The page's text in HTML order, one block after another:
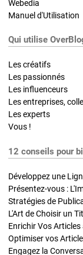
Webedia
Manuel d'Utilisation
Qui utilise
Les créatifs
Les passionnés
Les influenceurs
Les entreprises,
Les experts
Vous !
12 conseils pour
Développez une
Présentez-vous :
L'Art de Choisir un
Optimiser vos
Engagez la